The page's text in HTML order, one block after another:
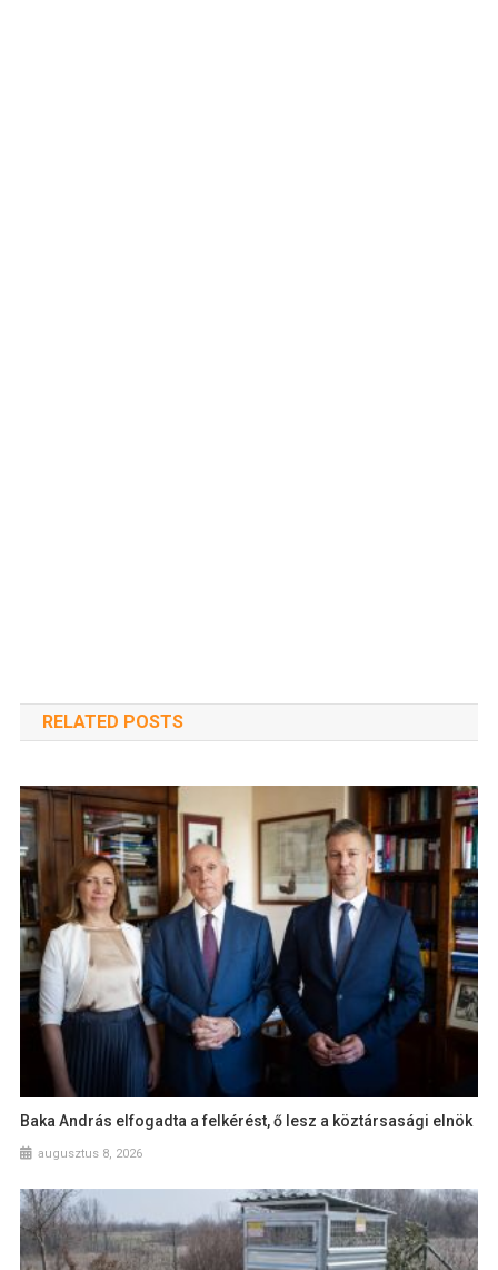
RELATED POSTS
Baka András elfogadta a felkérést, ő lesz a köztársasági elnök
augusztus 8, 2026